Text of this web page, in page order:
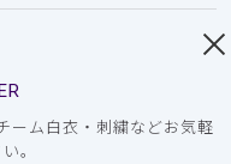
ーム白衣・刺繍などお気軽
。